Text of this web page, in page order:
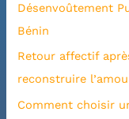
r
:
Désenvoûtement
Bénin
Retour affectif
reconstruire
Comment choisir